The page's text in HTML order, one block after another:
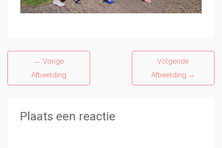
← Vorige
Afbeelding
Volgende
Afbeelding →
Plaats een reactie